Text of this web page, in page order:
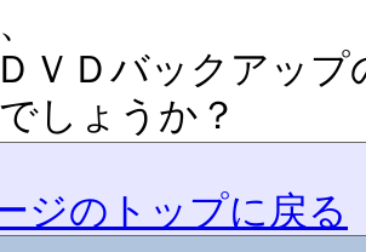
ＶＤバックアッ
しょうか？
ジのトップに戻る